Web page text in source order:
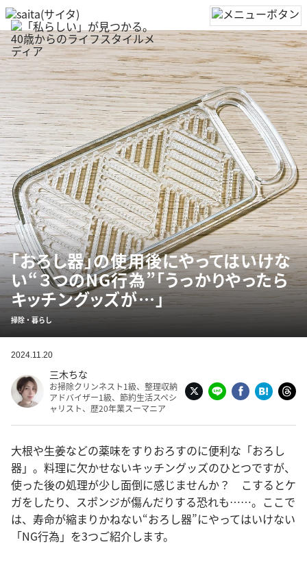
「おろし器」の使用後にやってはいけな
い“３つのNG行為”「うっかりやったら
キッチングッズが…」
掃除・暮らし
2024.11.20
三木ちな
お掃除クリンネスト1級、整理収納
アドバイザー1級、節約生活スペシ
ャリスト、歴20年業スーマニア
大根や生姜などの薬味をすりおろすのに便利な「おろし
器」。料理に欠かせないキッチングッズのひとつですが、
使った後の処理が少し面倒に感じませんか？ こするとケ
ガをしたり、スポンジが傷んだりする恐れも……。ここで
は、寿命が縮まりかねない“おろし器”にやってはいけない
「NG行為」を3つご紹介します。